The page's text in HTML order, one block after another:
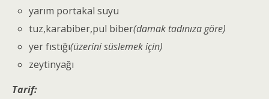
yarım portakal suyu
tuz,karabiber,pul biber(damak tadınıza göre)
yer fıstığı(üzerini süslemek için)
zeytinyağı
Tarif: